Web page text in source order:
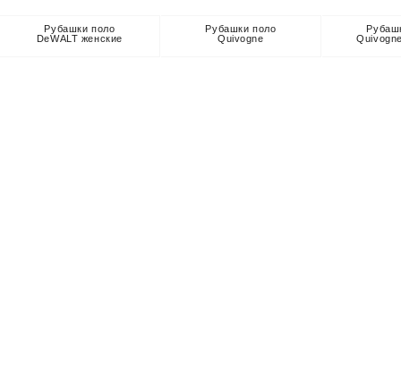
Рубашки поло
DeWALT женские
Рубашки поло
Quivogne